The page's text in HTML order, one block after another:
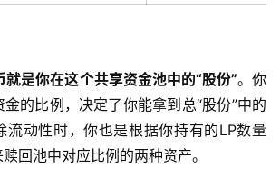
就是你在这个共享资金池中的“股份”。你
的比例，决定了你能拿到总“股份”中的
流动性时，你也是根据你持有的LP数量
回池中对应比例的两种资产。